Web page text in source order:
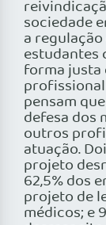
sociedade
a
estudantes
forma
profissional
pensam
defesa dos
outros
atuação.
projeto
62,5% dos
projeto de
médicos; e